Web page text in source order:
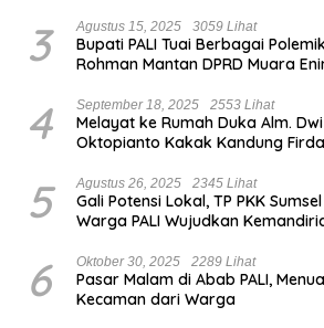
3 Agustus 15, 2025 3059 Lihat
Bupati PALI Tuai Berbagai
Rohman Mantan DPRD Muara
4 September 18, 2025 2553 Lihat
Melayat ke Rumah Duka Alm. Dwi
Oktopianto Kakak Kandung
Turut Berduka Cita.
5 Agustus 26, 2025 2345 Lihat
Gali Potensi Lokal, TP PKK
Warga PALI Wujudkan
6 Oktober 30, 2025 2289 Lihat
Pasar Malam di Abab PALI,
Kecaman dari Warga